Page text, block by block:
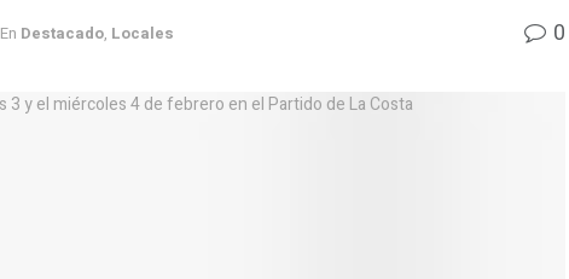
En Destacado, Locales 0